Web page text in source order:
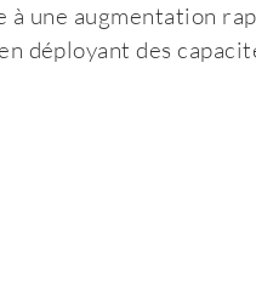
à une augmentation
déployant des